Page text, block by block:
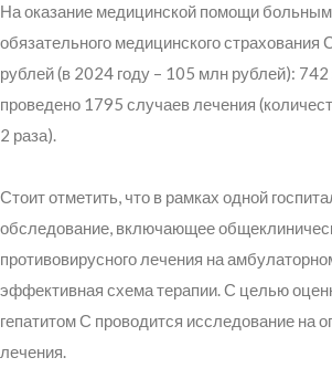
На оказание медицинской помощи
обязательного медицинского
рублей (в 2024 году – 105 млн рублей):
проведено 1795 случаев лечения
2 раза).
Стоит отметить, что в рамках одной
обследование, включающее
противовирусного лечения на
эффективная схема терапии. С целью
гепатитом С проводится исследование на
лечения.